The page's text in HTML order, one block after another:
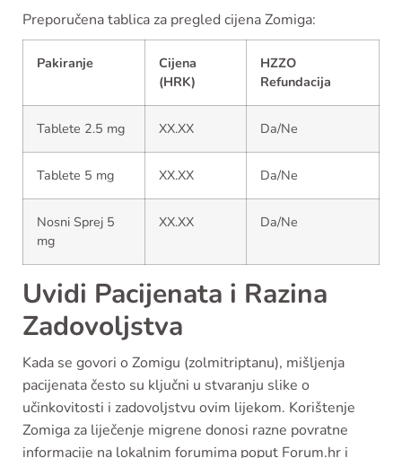
Preporučena tablica za pregled cijena Zomiga:
Pakiranje
Cijena
(HRK)
HZZO
Refundacija
Tablete 2.5 mg XX.XX Da/Ne
Tablete 5 mg XX.XX Da/Ne
Nosni Sprej 5
mg
XX.XX Da/Ne
Uvidi Pacijenata i Razina
Zadovoljstva
Kada se govori o Zomigu (zolmitriptanu), mišljenja
pacijenata često su ključni u stvaranju slike o
učinkovitosti i zadovoljstvu ovim lijekom. Korištenje
Zomiga za liječenje migrene donosi razne povratne
informacije na lokalnim forumima poput Forum.hr i